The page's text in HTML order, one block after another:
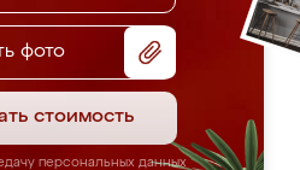
фото
стоимость
персональных данных